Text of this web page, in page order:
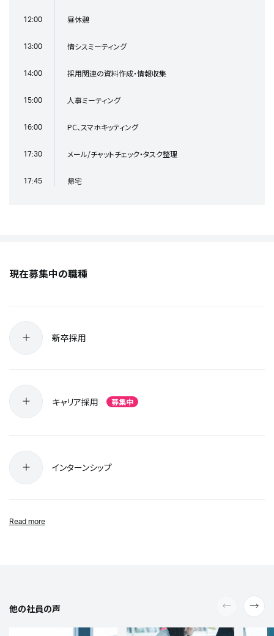
12:00 昼休憩
13:00 情シスミーティング
14:00 採用関連の資料作成・情報収集
15:00 人事ミーティング
16:00 PC、スマホキッティング
17:30 メール/チャットチェック・タスク整理
17:45 帰宅
現在募集中の職種
新卒採用
キャリア採用 募集中
インターンシップ
Read more
他の社員の声